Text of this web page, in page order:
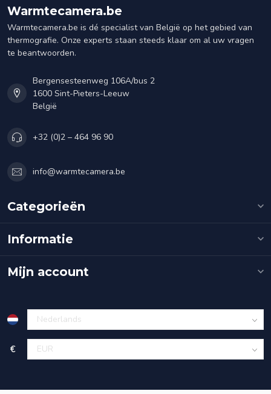
Warmtecamera.be
Warmtecamera.be is dé specialist van België op het gebied van
thermografie. Onze experts staan steeds klaar om al uw vragen
te beantwoorden.
Bergensesteenweg 106A/bus 2
1600 Sint-Pieters-Leeuw
België
+32 (0)2 – 464 96 90
info@warmtecamera.be
Categorieën
Informatie
Mijn account
€